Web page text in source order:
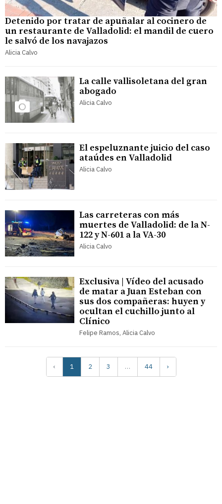
Detenido por tratar de apuñalar al cocinero de
un restaurante de Valladolid: el mandil de cuero
le salvó de los navajazos
Alicia Calvo
La calle vallisoletana del gran
abogado
Alicia Calvo
El espeluznante juicio del caso
ataúdes en Valladolid
Alicia Calvo
Las carreteras con más
muertes de Valladolid: de la N-
122 y N-601 a la VA-30
Alicia Calvo
Exclusiva | Vídeo del acusado
de matar a Juan Esteban con
sus dos compañeras: huyen y
ocultan el cuchillo junto al
Clínico
Felipe Ramos, Alicia Calvo
‹ 1 2 3 … 44 ›